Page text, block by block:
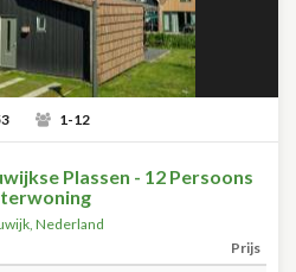
1-12
Plassen - 12 Persoons
, Nederland
Prijs